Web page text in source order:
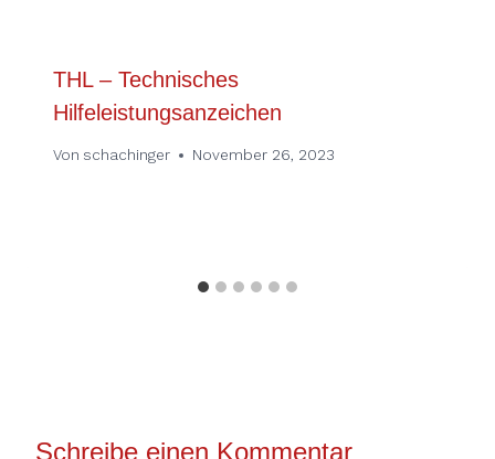
THL – Technisches
Hilfeleistungsanzeichen
Von schachinger November 26, 2023
Schreibe einen Kommentar